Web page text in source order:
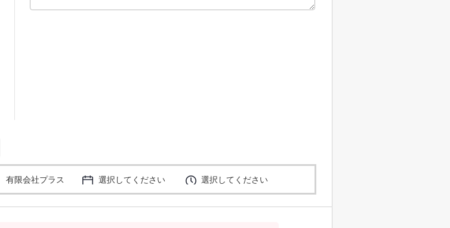
限会社プラス 選択してください 選択してください